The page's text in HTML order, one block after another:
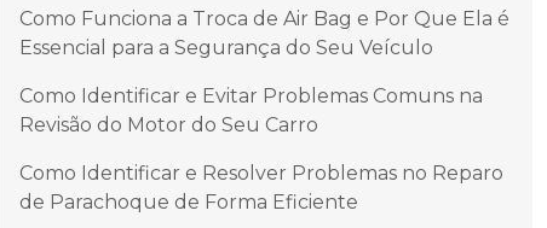
Como Funciona a Troca de Air Bag e Por Que Ela é
Essencial para a Segurança do Seu Veículo
Como Identificar e Evitar Problemas Comuns na
Revisão do Motor do Seu Carro
Como Identificar e Resolver Problemas no Reparo
de Parachoque de Forma Eficiente